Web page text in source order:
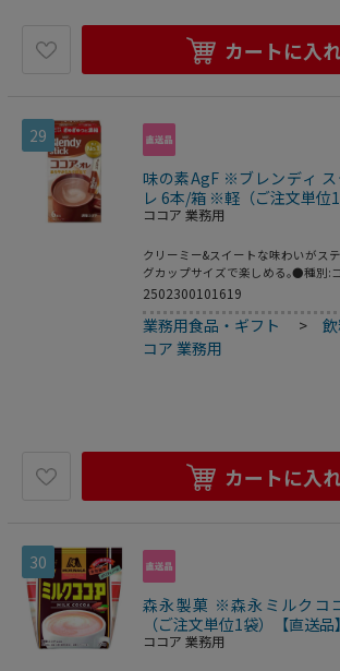
カートに入
29
味の素AgF ※ブレンディ
レ 6本/箱 ※軽（ご注文単位1
ココア 業務用
クリーミー&スイートな味わいがス
グカップサイズで楽しめる｡●種別:
●内容量(個装):9.9g●何杯分:6杯分●
ンディ●カテゴリー:ココア●軽減
メーカーの都合によりパッケージや
合がございますので､あらかじめご了
2502300101619
業務用食品・ギフト >
コア 業務用
カートに入
30
森永製菓 ※森永ミルクコ
（ご注文単位1袋）【直送品】
ココア 業務用